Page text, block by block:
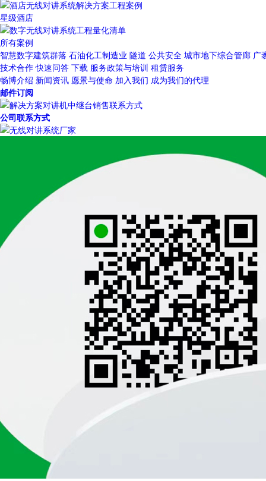
星级酒店
所有案例
智慧数字建筑群落 石油化工制造业 隧道 公共安全 城市地下综合管廊 广
技术合作 快速问答 下载 服务政策与培训 租赁服务
畅博介绍 新闻资讯 愿景与使命 加入我们 成为我们的代理
邮件订阅
公司联系方式